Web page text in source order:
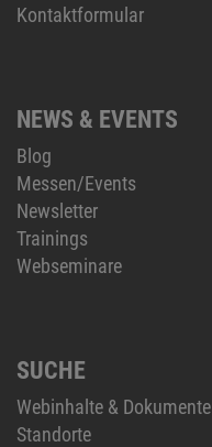
Kontaktformular
NEWS & EVENTS
Blog
Messen/Events
Newsletter
Trainings
Webseminare
SUCHE
Webinhalte & Dokumente
Standorte